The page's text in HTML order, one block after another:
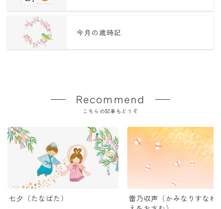
今月の歳時記
Recommend
こちらの記事もどうぞ
七夕（たなばた）
雷乃収声（かみなりすなわ